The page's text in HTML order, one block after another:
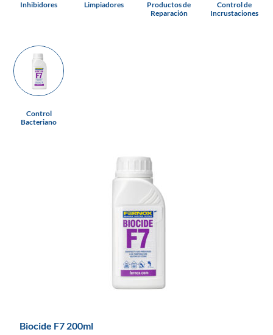
Inhibidores Limpiadores
Productos de
Reparación
Control de
Incrustaciones
Control
Bacteriano
Biocide F7 200ml